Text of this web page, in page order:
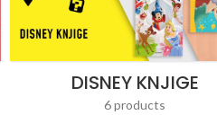
DISNEY KNJIGE
6 products